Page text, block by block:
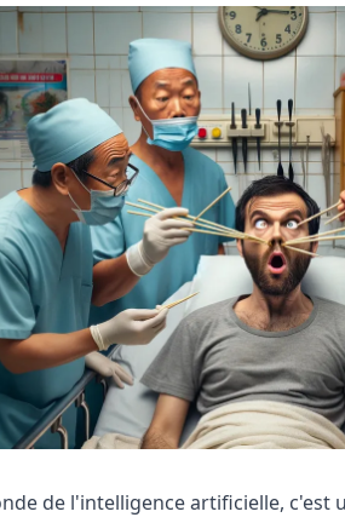
de l'intelligence artificielle, c'est